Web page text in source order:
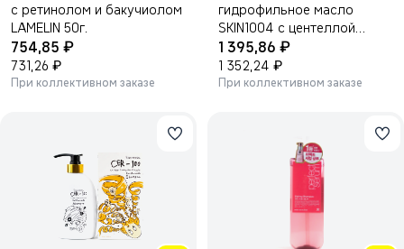
с ретинолом и бакучиолом
LAMELIN 50г.
754,85 ₽
731,26 ₽
При коллективном заказе
гидрофильное масло
SKIN1004 с центеллой
Madagascar Centella Light
Cleansing Oil, 200 мл
1 395,86 ₽
1 352,24 ₽
При коллективном заказе